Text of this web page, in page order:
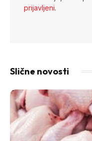
prijavljeni.
Slične novosti